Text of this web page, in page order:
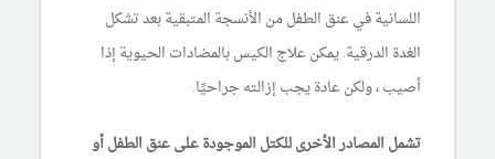
اللسانية في عنق الطفل من الأنسجة المتبقية بعد تشكل
الغدة الدرقية. يمكن علاج الكيس بالمضادات الحيوية إذا
أصيب ، ولكن عادة يجب إزالته جراحيًا.
تشمل المصادر الأخرى للكتل الموجودة على عنق الطفل أو